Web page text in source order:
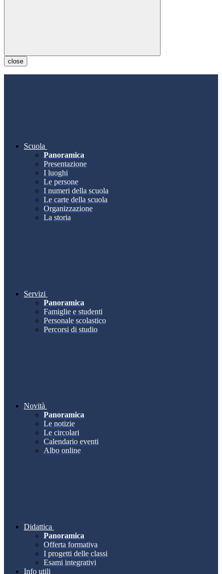
close
Scuola
Panoramica
Presentazione
I luoghi
Le persone
I numeri della scuola
Le carte della scuola
Organizzazione
La storia
Servizi
Panoramica
Famiglie e studenti
Personale scolastico
Percorsi di studio
Novità
Panoramica
Le notizie
Le circolari
Calendario eventi
Albo online
Didattica
Panoramica
Offerta formativa
I progetti delle classi
Esami integrativi
Info utili